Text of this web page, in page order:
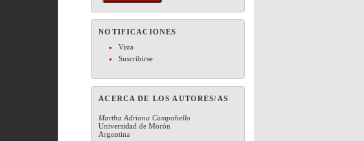
NOTIFICACIONES
Vista
Suscribirse
ACERCA DE LOS AUTORES/AS
Martha Adriana Campobello
Universidad de Morón
Argentina